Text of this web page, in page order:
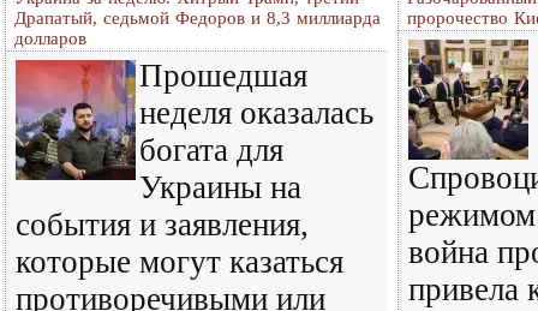
Драпатый, седьмой Федоров и 8,3 миллиарда
долларов
Прошедшая
неделя оказалась
богата для
Украины на
события и заявления,
которые могут казаться
противоречивыми или
пророчество
режимом
война
привела